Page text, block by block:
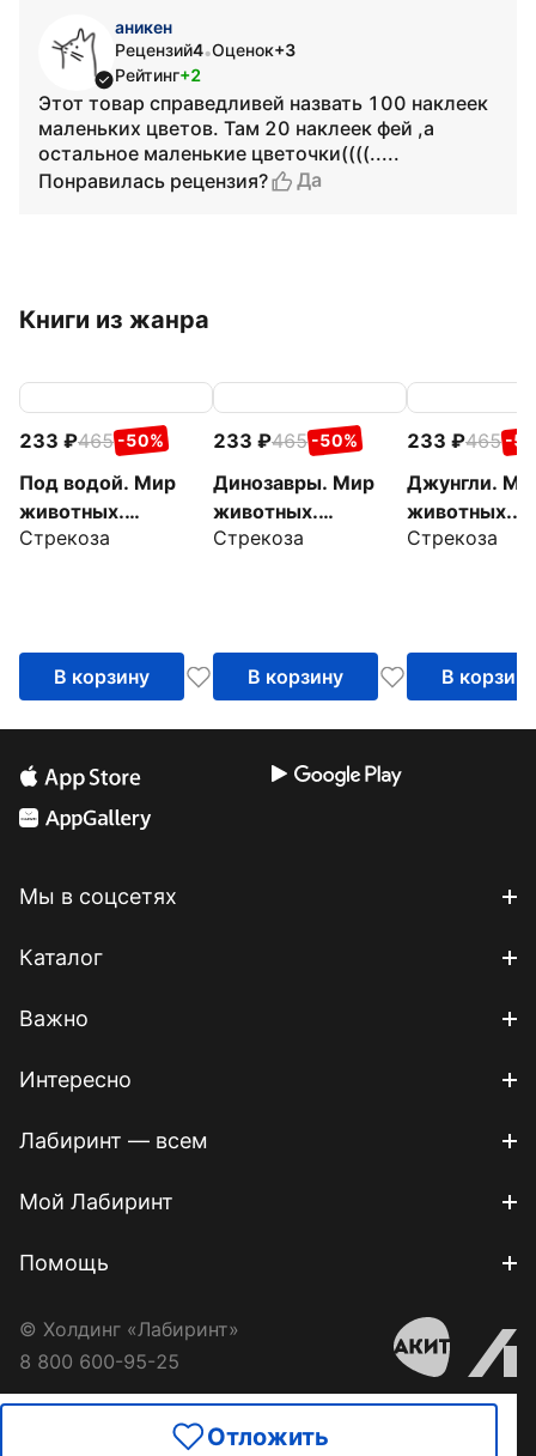
Отложить
аникен
Рецензий4•Оценок+3
Рейтинг+2
Этот товар справедливей назвать 100 наклеек
маленьких цветов. Там 20 наклеек фей ,а
остальное маленькие цветочки((((.....
Понравилась рецензия?
Да
Книги из жанра
233 465 -50%
Под водой. Мир
животных.
Наклейки
Стрекоза
В корзину
233 465 -50%
Динозавры. Мир
животных.
Наклейки
Стрекоза
В корзину
233 465 -
Джунгли.
животных.
Наклейки
Стрекоза
В корзину
Мы в соцсетях
Каталог
Важно
Интересно
Лабиринт — всем
Мой Лабиринт
Помощь
© Холдинг «Лабиринт»
8 800 600-95-25